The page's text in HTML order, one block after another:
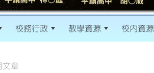
校務行政 教學資源 校內資源
文章